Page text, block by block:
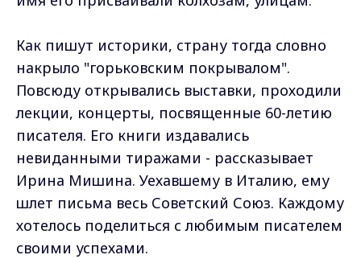
Как пишут историки, страну тогда словно
накрыло "горьковским покрывалом".
Повсюду открывались выставки, проходили
лекции, концерты, посвященные 60-летию
писателя. Его книги издавались
невиданными тиражами - рассказывает
Ирина Мишина. Уехавшему в Италию, ему
шлет письма весь Советский Союз. Каждому
хотелось поделиться с любимым писателем
своими успехами.